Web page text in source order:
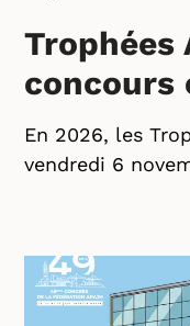
Trophées
concours
En 2026, les
vendredi 6